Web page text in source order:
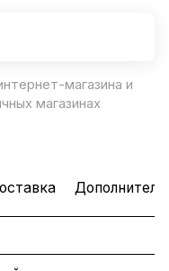
магазина и
магазинах